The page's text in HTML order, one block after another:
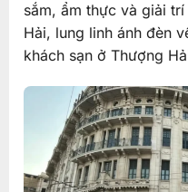
sắm, ẩm thực và giải
Hải, lung linh ánh đèn
khách sạn ở Thượng